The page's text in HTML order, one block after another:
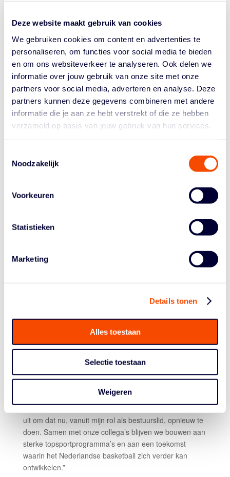
Deze website maakt gebruik van cookies
We gebruiken cookies om content en advertenties te
personaliseren, om functies voor social media te bieden
en om ons websiteverkeer te analyseren. Ook delen we
informatie over jouw gebruik van onze site met onze
partners voor social media, adverteren en analyse. Deze
partners kunnen deze gegevens combineren met andere
informatie die je aan ze hebt verstrekt of die ze hebben
verzameld op basis van jouw gebruik van hun services.
Noodzakelijk
Voorkeuren
Statistieken
Marketing
Details tonen
Alles toestaan
Selectie toestaan
Weigeren
betrokken bij de ontwikkeling en prestaties van de
TeamNL-disciplines. Tijdens de Olympische Spelen van
Beijing 2022 en Milaan-Cortina 2026 behaalden de
KNSB-disciplines gezamenlijk 36 olympische medailles,
waarvan 18 gouden. De Spelen van 2026 waren met
tien gouden medailles zelfs de meest succesvolle ooit
voor de KNSB.
De Wit kijkt met trots terug op zijn periode in het
schaatsen, maar ziet bij de Nederlandse Basketball
Bond een prachtige nieuwe uitdaging. “De 3×3 teams
vrouwen en mannen, evenals het rolstoelbasketbalteam
bij de vrouwen, liggen op koers om in LA 2028 opnieuw
voor de medailles te gaan. Ook zie ik veel groeipotentie
van de mannen, zowel op het gebied van
Maarten Hoffer, Algemeen Directeur bij de NBB: “Remy
stappen te zetten. Met 25 jaar kennis en ervaring in de
ontwikkelen van onze sport. Tegelijkertijd wil ik namens
Anfiloff. In de afgelopen zes maanden heeft hij als
interim technisch directeur met veel betrokkenheid meer
rust, structuur en richting gebracht binnen onze
topsportorganisatie. Daar zijn we hem zeer dankbaar
Fieke Ligthart, bestuurslid Topsport binnen de NBB:
basketball een bekend gezicht. Als voormalig speelster
heb ik al eerder met hem samengewerkt. Ik kijk ernaar
uit om dat nu, vanuit mijn rol als bestuurslid, opnieuw te
doen. Samen met onze collega’s blijven we bouwen aan
sterke topsportprogramma’s en aan een toekomst
waarin het Nederlandse basketball zich verder kan
ontwikkelen.”